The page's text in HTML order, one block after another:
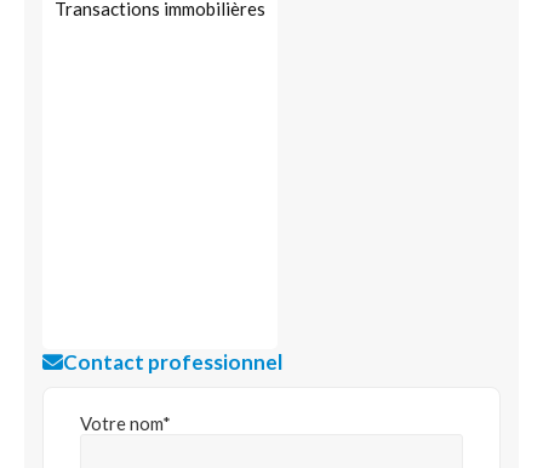
Transactions immobilières
Contact professionnel
Votre nom*